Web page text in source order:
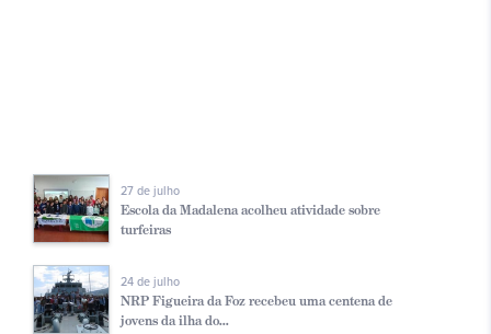
27 de julho
Escola da Madalena acolheu atividade sobre
turfeiras
24 de julho
NRP Figueira da Foz recebeu uma centena de
jovens da ilha do...